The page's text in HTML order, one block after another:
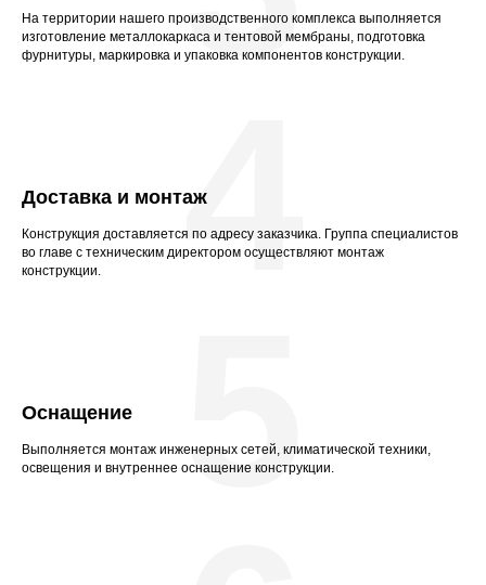
На территории нашего производственного комплекса выполняется
изготовление металлокаркаса и тентовой мембраны, подготовка
фурнитуры, маркировка и упаковка компонентов конструкции.
Доставка и монтаж
Конструкция доставляется по адресу заказчика. Группа специалистов
во главе с техническим директором осуществляют монтаж
конструкции.
4
Оснащение
Выполняется монтаж инженерных сетей, климатической техники,
освещения и внутреннее оснащение конструкции.
5